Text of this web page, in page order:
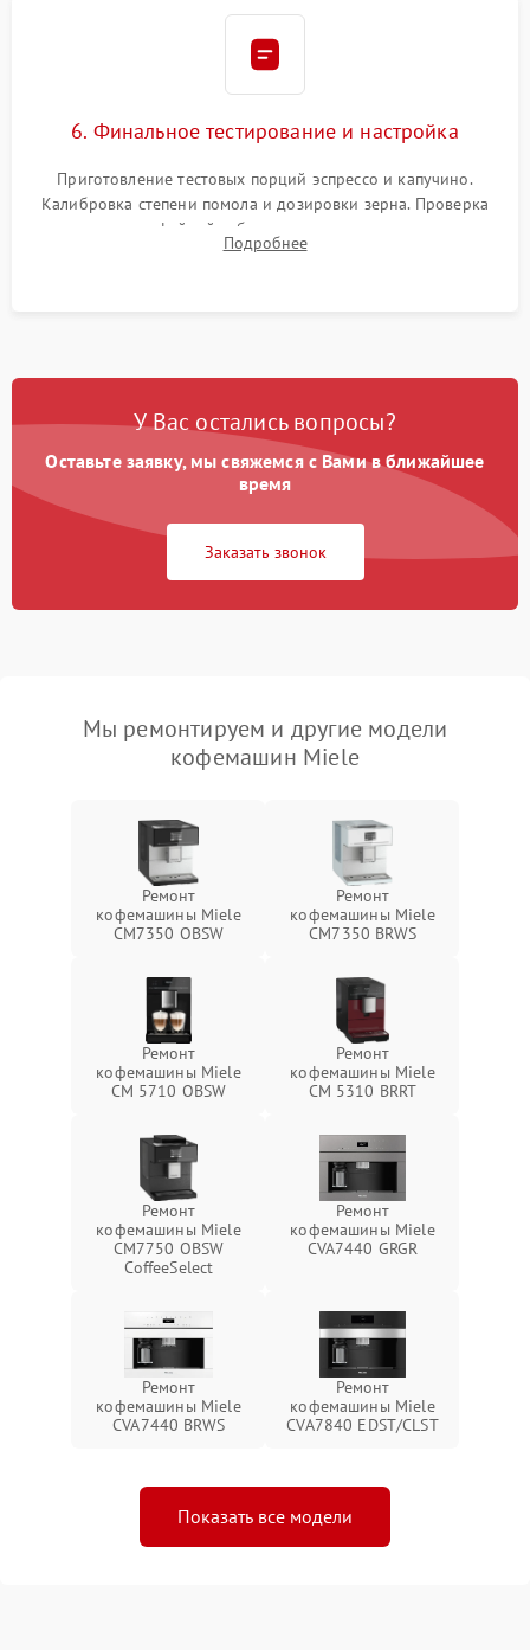
6. Финальное тестирование и настройка
Приготовление тестовых порций эспрессо и капучино.
Калибровка степени помола и дозировки зерна. Проверка
плотности кофейной таблетки, температуры напитка и
качества молочной пены. Контроль отсутствия посторонних
Подробнее
У Вас остались вопросы?
Оставьте заявку, мы свяжемся с Вами в ближайшее
время
Заказать звонок
Мы ремонтируем и другие модели
кофемашин Miele
Ремонт
кофемашины Miele
CM7350 OBSW
Ремонт
кофемашины Miele
CM7350 BRWS
Ремонт
кофемашины Miele
CM 5710 OBSW
Ремонт
кофемашины Miele
CM 5310 BRRT
Ремонт
кофемашины Miele
CM7750 OBSW
CoffeeSelect
Ремонт
кофемашины Miele
CVA7440 GRGR
Ремонт
кофемашины Miele
CVA7440 BRWS
Ремонт
кофемашины Miele
CVA7840 EDST/CLST
Показать все модели